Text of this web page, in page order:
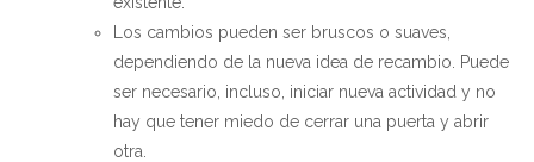
Los cambios pueden ser bruscos o suaves,
dependiendo de la nueva idea de recambio. Puede
ser necesario, incluso, iniciar nueva actividad y no
hay que tener miedo de cerrar una puerta y abrir
otra.